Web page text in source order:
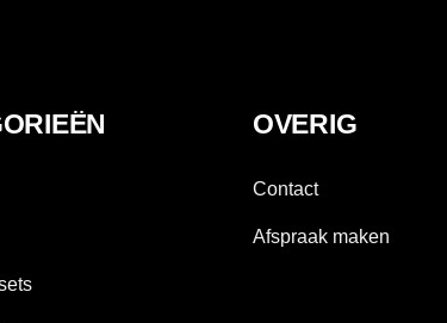
OVERIG
Contact
Afspraak maken